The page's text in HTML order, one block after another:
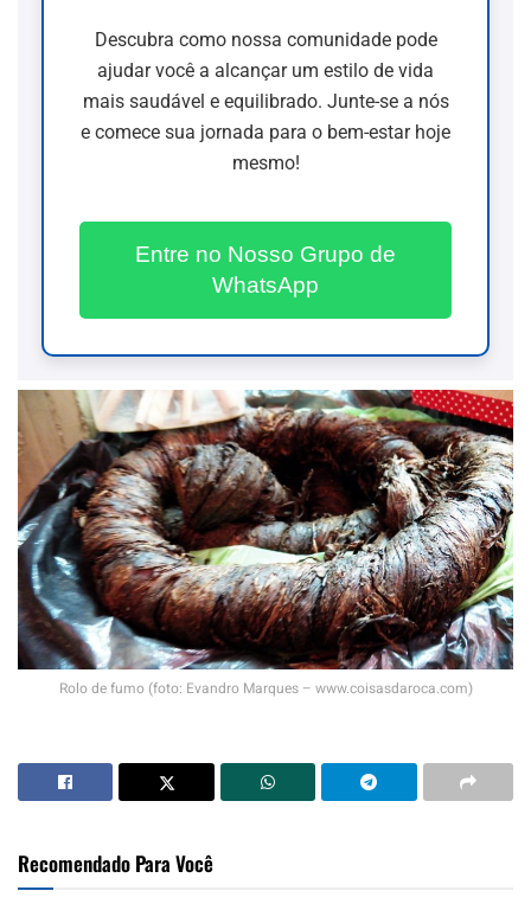
Descubra como nossa comunidade pode
ajudar você a alcançar um estilo de vida
mais saudável e equilibrado. Junte-se a nós
e comece sua jornada para o bem-estar hoje
mesmo!
Entre no Nosso Grupo de
WhatsApp
Rolo de fumo (foto: Evandro Marques – www.coisasdaroca.com)
Recomendado Para Você